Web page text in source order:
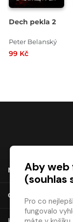
Dech pekla 2
Peter Belanský
99 Kč
NÁKUP
O SPOLEČNOSTI
Aby web
(souhlas
Pro co
fungovalo